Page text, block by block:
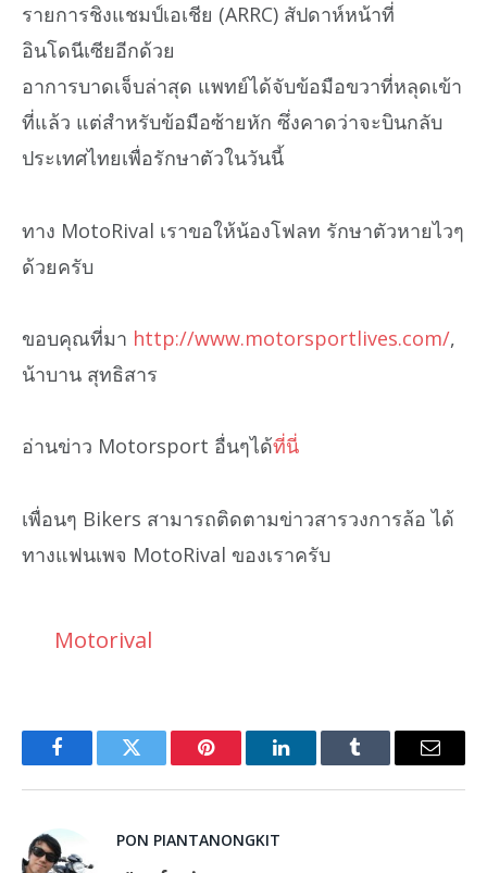
รายการชิงแชมป์เอเชีย (ARRC) สัปดาห์หน้าที่
อินโดนีเซียอีกด้วย
อาการบาดเจ็บล่าสุด แพทย์ได้จับข้อมือขวาที่หลุดเข้า
ที่แล้ว แต่สำหรับข้อมือซ้ายหัก ซึ่งคาดว่าจะบินกลับ
ประเทศไทยเพื่อรักษาตัวในวันนี้
ทาง MotoRival เราขอให้น้องโฟลท รักษาตัวหายไวๆ
ด้วยครับ
ขอบคุณที่มา http://www.motorsportlives.com/,
น้าบาน สุทธิสาร
อ่านข่าว Motorsport อื่นๆได้ที่นี่
เพื่อนๆ Bikers สามารถติดตามข่าวสารวงการล้อ ได้
ทางแฟนเพจ MotoRival ของเราครับ
Motorival
FacebookTwitter Pinterest LinkedInTumblr Email
PON PIANTANONGKIT